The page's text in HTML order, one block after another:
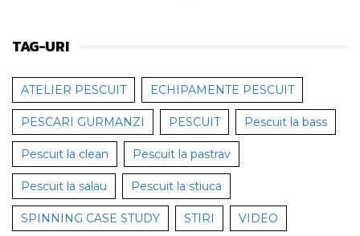
TAG-URI
ATELIER PESCUIT ECHIPAMENTE PESCUIT
PESCARI GURMANZI PESCUIT Pescuit la bass
Pescuit la clean Pescuit la pastrav
Pescuit la salau Pescuit la stiuca
SPINNING CASE STUDY STIRI VIDEO